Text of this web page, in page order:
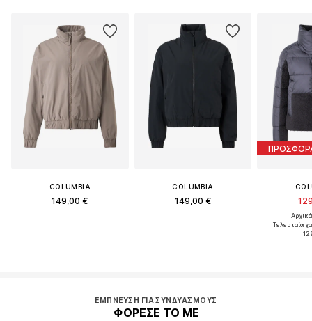
COLUMBIA
149,00 €
COLUMBIA
149,00 €
Τελευταία
ΈΜΠΝΕΥΣΗ ΓΙΑ ΣΥΝΔΥΑΣΜΟΎΣ
ΦΟΡΕΣΕ ΤΟ ΜΕ